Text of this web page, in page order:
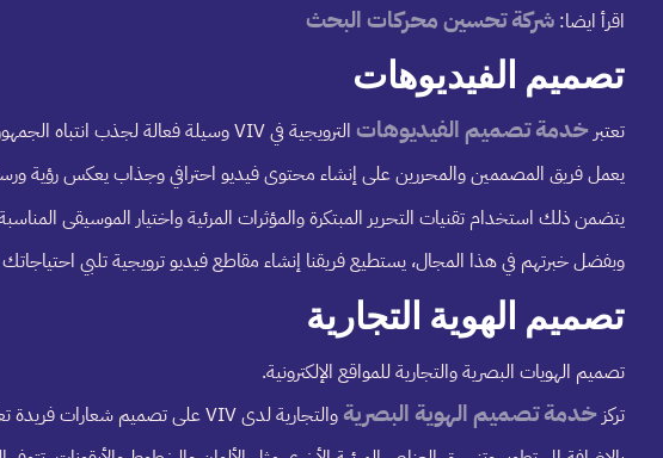
اقرأ ايضا: شركة تحسين محركات البحث
تصميم الفيديوهات
تعتبر خدمة تصميم الفيديوهات الترويجية في VIV وسيلة فعالة لجذب انتباه الجمهور وتعزيز العلامة التجارية.
يعمل فريق المصممين والمحررين على إنشاء محتوى فيديو احترافي وجذاب يعكس رؤية
يتضمن ذلك استخدام تقنيات التحرير المبتكرة والمؤثرات المرئية واختيار الموسيقى
وبفضل خبرتهم في هذا المجال، يستطيع فريقنا إنشاء مقاطع فيديو ترويجية تلبي
تصميم الهوية التجارية
تصميم الهويات البصرية والتجارية للمواقع الإلكترونية.
تركز خدمة تصميم الهوية البصرية والتجارية لدى VIV على تصميم شعارات فريدة تعكس قيم العملاء ورؤيتهم أي يتم تنفيذ التصميم ليعبر عن روح العلامة التجارية،